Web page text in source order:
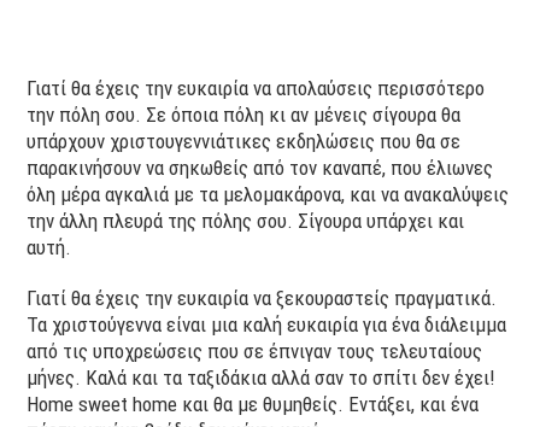
Γιατί θα έχεις την ευκαιρία να απολαύσεις περισσότερο
την πόλη σου. Σε όποια πόλη κι αν μένεις σίγουρα θα
υπάρχουν χριστουγεννιάτικες εκδηλώσεις που θα σε
παρακινήσουν να σηκωθείς από τον καναπέ, που έλιωνες
όλη μέρα αγκαλιά με τα μελομακάρονα, και να ανακαλύψεις
την άλλη πλευρά της πόλης σου. Σίγουρα υπάρχει και
αυτή.
Γιατί θα έχεις την ευκαιρία να ξεκουραστείς πραγματικά.
Τα χριστούγεννα είναι μια καλή ευκαιρία για ένα διάλειμμα
από τις υποχρεώσεις που σε έπνιγαν τους τελευταίους
μήνες. Καλά και τα ταξιδάκια αλλά σαν το σπίτι δεν έχει!
Home sweet home και θα με θυμηθείς. Εντάξει, και ένα